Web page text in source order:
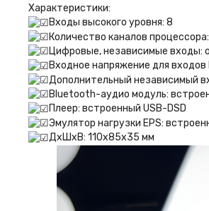
Характеристики:
Входы высокого уровня: 8
Количество каналов
Цифровые, независимые входы:
Входное напряжение для входов
Дополнительный независимый
Bluetooth-аудио модуль:
Плеер: встроенный USB-DSD
Эмулятор нагрузки EPS:
ДxШxВ: 110x85x35 мм